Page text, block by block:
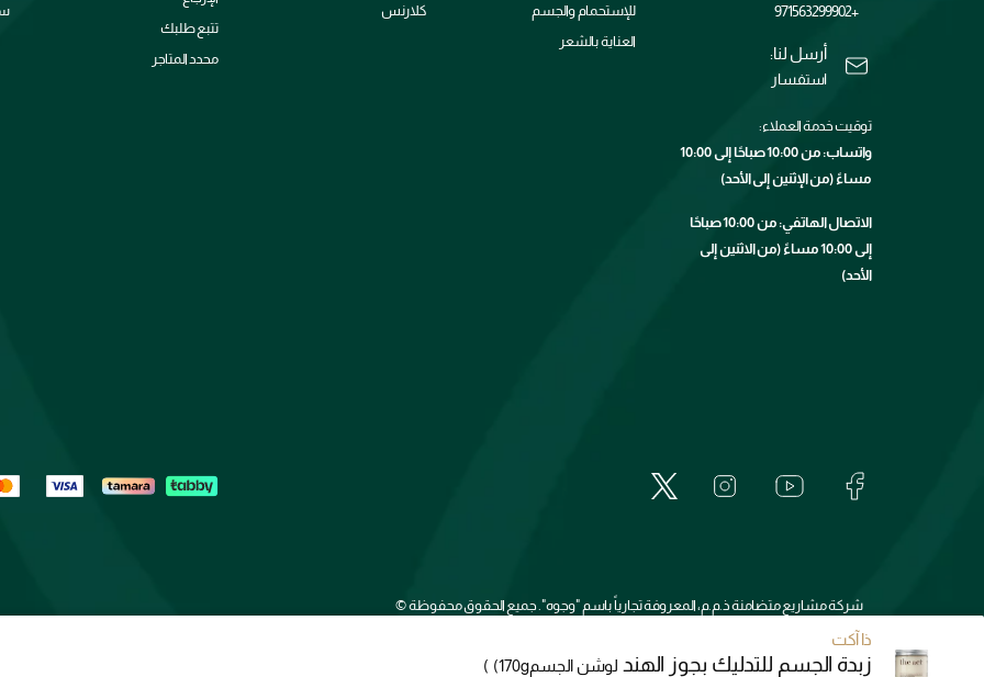
ذا آكت
زبدة الجسم للتدليك بجوز الهند لوشن الجسم(170g)
+971563299902
أرسل لنا:
استفسار
توقيت خدمة العملاء:
واتساب: من 10:00 صباحًا إلى 10:00
مساءً (من الإثنين إلى الأحد)
الاتصال الهاتفي: من 10:00 صباحًا
إلى 10:00 مساءً (من الاثنين إلى
الأحد)
للإستحمام والجسم
العناية بالشعر
كلارنس
تتبع طلبك
محدد المتاجر
شركة مشاريع متضامنة ذ.م.م، المعروفة تجارياً باسم "وجوه". جميع الحقوق محفوظة ©